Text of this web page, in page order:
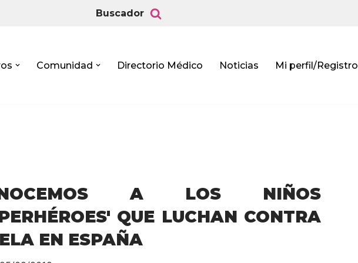
Buscador
Comunidad Directorio Médico Noticias Mi perfil/Registro
A LOS NIÑOS
QUE LUCHAN CONTRA
EN ESPAÑA